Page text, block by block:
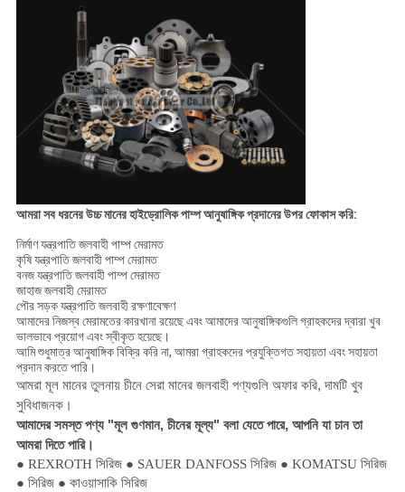
আমরা সব ধরনের উচ্চ মানের হাইড্রোলিক পাম্প আনুষাঙ্গিক প্রদানের উপর ফোকাস করি:
নির্মাণ যন্ত্রপাতি জলবাহী পাম্প মেরামত
কৃষি যন্ত্রপাতি জলবাহী পাম্প মেরামত
বনজ যন্ত্রপাতি জলবাহী পাম্প মেরামত
জাহাজ জলবাহী মেরামত
পৌর সড়ক যন্ত্রপাতি জলবাহী রক্ষণাবেক্ষণ
আমাদের নিজস্ব মেরামতের কারখানা রয়েছে এবং আমাদের আনুষাঙ্গিকগুলি গ্রাহকদের দ্বারা খুব
ভালভাবে প্রয়োগ এবং স্বীকৃত হয়েছে।
আমি শুধুমাত্র আনুষাঙ্গিক বিক্রি করি না, আমরা গ্রাহকদের প্রযুক্তিগত সহায়তা এবং সহায়তা
প্রদান করতে পারি।
আমরা মূল মানের তুলনায় চীনে সেরা মানের জলবাহী পণ্যগুলি অফার করি, দামটি খুব
সুবিধাজনক।
আমাদের সমস্ত পণ্য "মূল গুণমান, চীনের মূল্য" বলা যেতে পারে, আপনি যা চান তা
আমরা দিতে পারি।
● REXROTH সিরিজ ● SAUER DANFOSS সিরিজ ● KOMATSU সিরিজ
● সিরিজ ● কাওয়াসাকি সিরিজ